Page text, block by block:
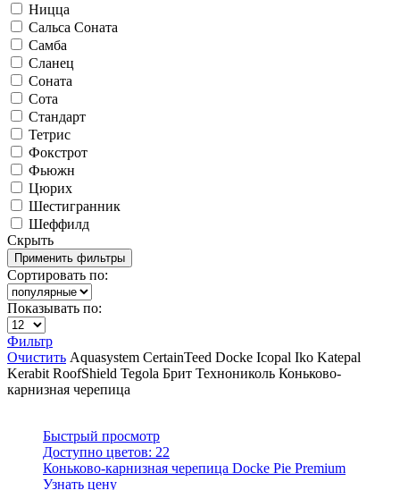
Ницца
Сальса Соната
Самба
Сланец
Соната
Сота
Стандарт
Тетрис
Фокстрот
Фьюжн
Цюрих
Шестигранник
Шеффилд
Скрыть
Сортировать по:
Показывать по:
Фильтр
Очистить Aquasystem CertainTeed Docke Icopal Iko Katepal
Kerabit RoofShield Tegola Брит Технониколь Коньково-
карнизная черепица
Быстрый просмотр
Доступно цветов: 22
Коньково-карнизная черепица Docke Pie Premium
Узнать цену